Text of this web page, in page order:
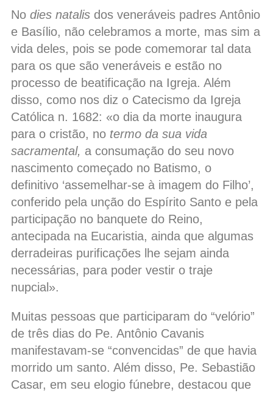
No dies natalis dos veneráveis padres Antônio
e Basílio, não celebramos a morte, mas sim a
vida deles, pois se pode comemorar tal data
para os que são veneráveis e estão no
processo de beatificação na Igreja. Além
disso, como nos diz o Catecismo da Igreja
Católica n. 1682: «o dia da morte inaugura
para o cristão, no termo da sua vida
sacramental, a consumação do seu novo
nascimento começado no Batismo, o
definitivo ‘assemelhar-se à imagem do Filho’,
conferido pela unção do Espírito Santo e pela
participação no banquete do Reino,
antecipada na Eucaristia, ainda que algumas
derradeiras purificações lhe sejam ainda
necessárias, para poder vestir o traje
nupcial».
Muitas pessoas que participaram do “velório”
de três dias do Pe. Antônio Cavanis
manifestavam-se “convencidas” de que havia
morrido um santo. Além disso, Pe. Sebastião
Casar, em seu elogio fúnebre, destacou que